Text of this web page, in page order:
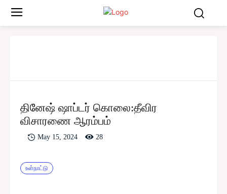
தினேஷ் ஷாப்டர் கொலை:தீவிர
விசாரணை ஆரம்பம்
May 15, 2024 28
உள்நாட்டு